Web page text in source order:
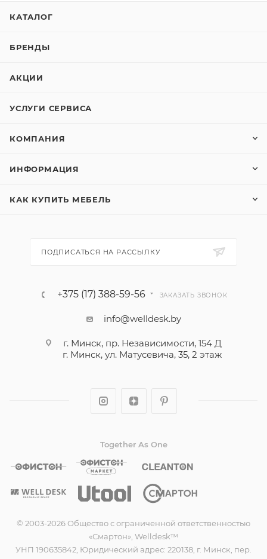
КАТАЛОГ
БРЕНДЫ
АКЦИИ
УСЛУГИ СЕРВИСА
КОМПАНИЯ
ИНФОРМАЦИЯ
КАК КУПИТЬ МЕБЕЛЬ
ПОДПИСАТЬСЯ НА РАССЫЛКУ
+375 (17) 388-59-56 ЗАКАЗАТЬ ЗВОНОК
info@welldesk.by
г. Минск, пр. Независимости, 154 Д
г. Минск, ул. Матусевича, 35, 2 этаж
Together As One
© 2003-2026 Общество с ограниченной ответственностью
«Смартон», Welldesk™
УНП 190635842, Юридический адрес: 220138, г. Минск, пер.